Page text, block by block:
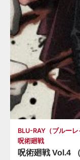
BLU-RAY（ブルーレ
呪術廻戦
呪術廻戦 Vol.4